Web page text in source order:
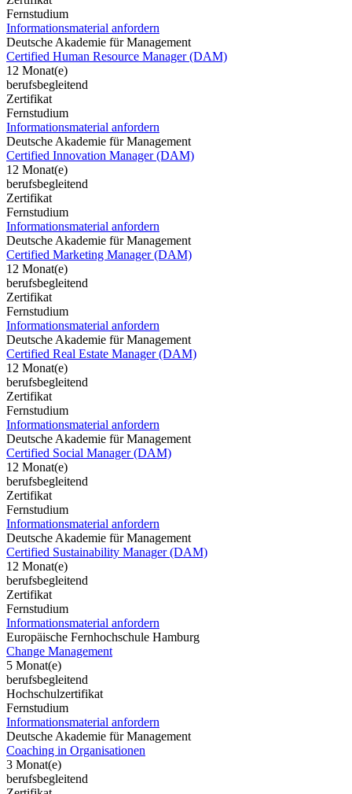
Fernstudium
Informationsmaterial anfordern
Deutsche Akademie für Management
Certified Human Resource Manager (DAM)
12 Monat(e)
berufsbegleitend
Zertifikat
Fernstudium
Informationsmaterial anfordern
Deutsche Akademie für Management
Certified Innovation Manager (DAM)
12 Monat(e)
berufsbegleitend
Zertifikat
Fernstudium
Informationsmaterial anfordern
Deutsche Akademie für Management
Certified Marketing Manager (DAM)
12 Monat(e)
berufsbegleitend
Zertifikat
Fernstudium
Informationsmaterial anfordern
Deutsche Akademie für Management
Certified Real Estate Manager (DAM)
12 Monat(e)
berufsbegleitend
Zertifikat
Fernstudium
Informationsmaterial anfordern
Deutsche Akademie für Management
Certified Social Manager (DAM)
12 Monat(e)
berufsbegleitend
Zertifikat
Fernstudium
Informationsmaterial anfordern
Deutsche Akademie für Management
Certified Sustainability Manager (DAM)
12 Monat(e)
berufsbegleitend
Zertifikat
Fernstudium
Informationsmaterial anfordern
Europäische Fernhochschule Hamburg
Change Management
5 Monat(e)
berufsbegleitend
Hochschulzertifikat
Fernstudium
Informationsmaterial anfordern
Deutsche Akademie für Management
Coaching in Organisationen
3 Monat(e)
berufsbegleitend